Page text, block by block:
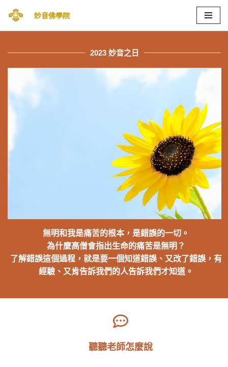
妙音佛學院
2023 妙音之日
無明和我是痛苦的根本，是錯誤的一切。
為什麼高僧會指出生命的痛苦是無明？
了解錯誤這個過程，就是要一個知道錯誤、又改了錯誤，有
經驗、又肯告訴我們的人告訴我們才知道。
聽聽老師怎麼說​